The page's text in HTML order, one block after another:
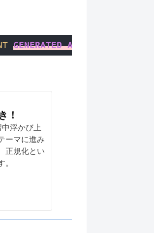
GENERATED ALWAYS
！
浮かび上
ーマに進み
正規化とい
。